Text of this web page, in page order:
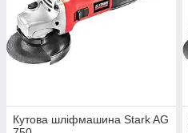
Кутова шліфмашина Stark AG